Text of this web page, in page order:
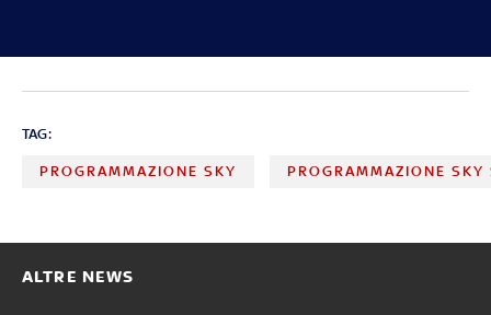
TAG:
PROGRAMMAZIONE SKY PROGRAMMAZIONE SKY
ALTRE NEWS